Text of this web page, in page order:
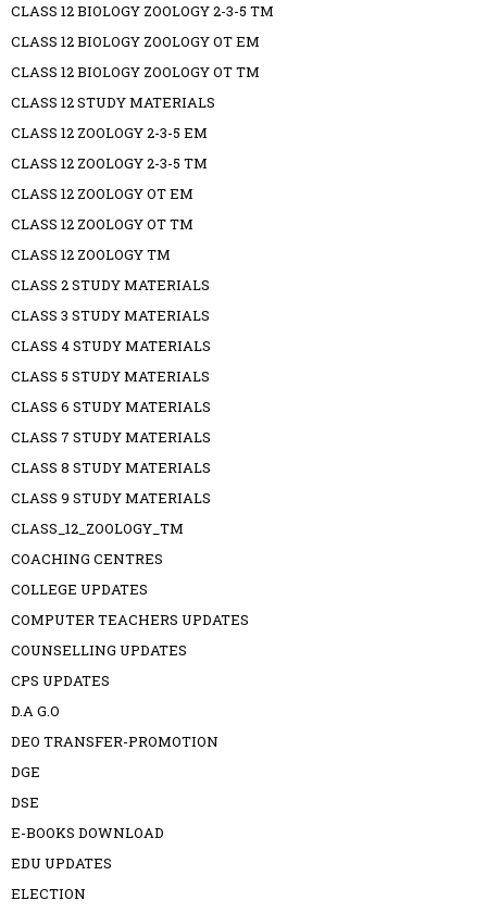
CLASS 12 BIOLOGY ZOOLOGY 2-3-5 TM
CLASS 12 BIOLOGY ZOOLOGY OT EM
CLASS 12 BIOLOGY ZOOLOGY OT TM
CLASS 12 STUDY MATERIALS
CLASS 12 ZOOLOGY 2-3-5 EM
CLASS 12 ZOOLOGY 2-3-5 TM
CLASS 12 ZOOLOGY OT EM
CLASS 12 ZOOLOGY OT TM
CLASS 12 ZOOLOGY TM
CLASS 2 STUDY MATERIALS
CLASS 3 STUDY MATERIALS
CLASS 4 STUDY MATERIALS
CLASS 5 STUDY MATERIALS
CLASS 6 STUDY MATERIALS
CLASS 7 STUDY MATERIALS
CLASS 8 STUDY MATERIALS
CLASS 9 STUDY MATERIALS
CLASS_12_ZOOLOGY_TM
COACHING CENTRES
COLLEGE UPDATES
COMPUTER TEACHERS UPDATES
COUNSELLING UPDATES
CPS UPDATES
D.A G.O
DEO TRANSFER-PROMOTION
DGE
DSE
E-BOOKS DOWNLOAD
EDU UPDATES
ELECTION